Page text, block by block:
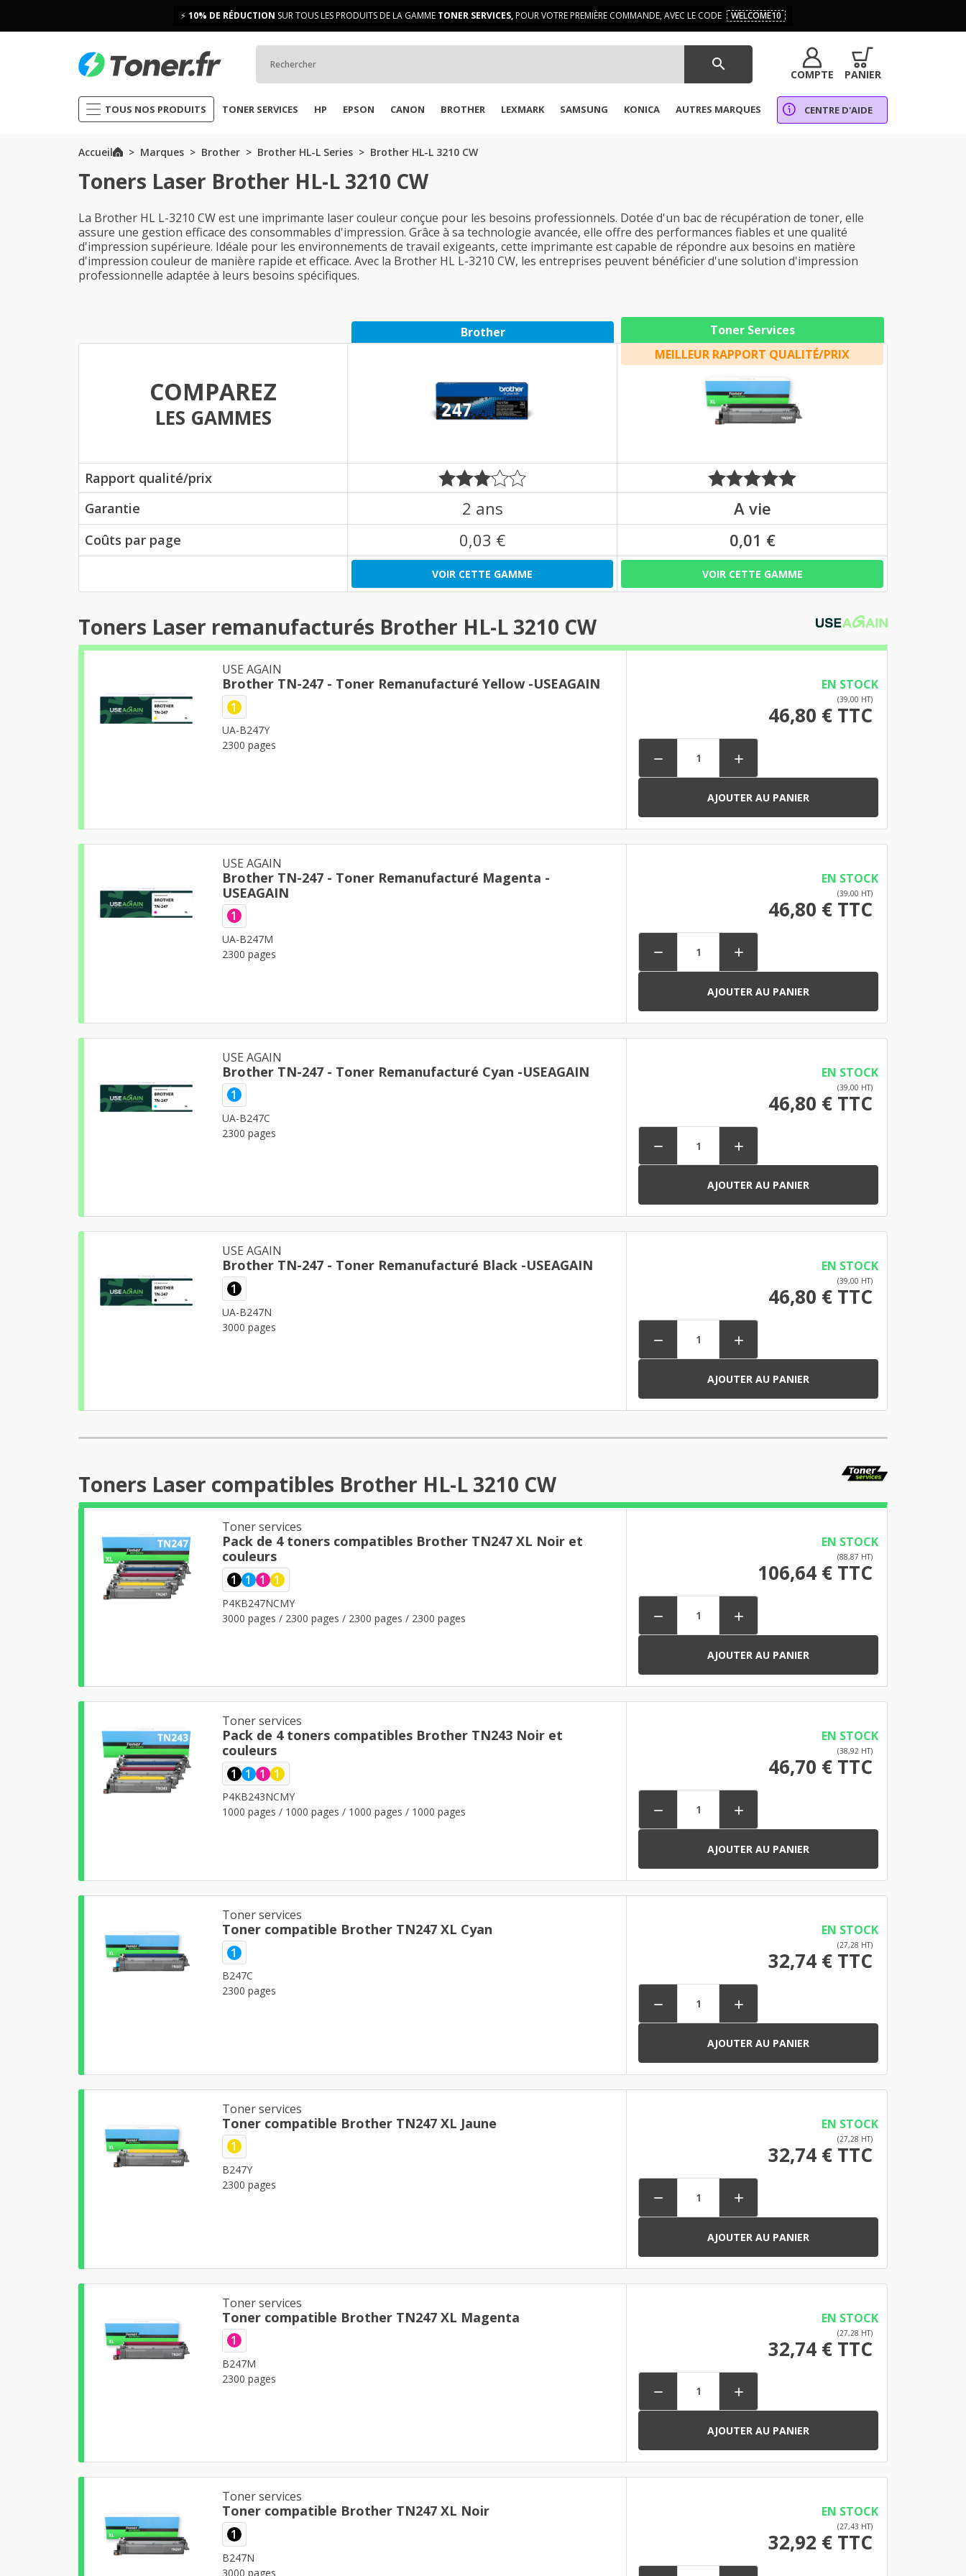
⚡ 10% DE RÉDUCTION SUR TOUS LES PRODUITS DE LA GAMME TONER SERVICES,POUR VOTRE PREMIÈRE COMMANDE, AVEC LE CODE WELCOME10
search
COMPTE PANIER
TOUS NOS PRODUITS TONER SERVICES HP EPSON CANON BROTHER LEXMARK SAMSUNG KONICA AUTRES MARQUES CENTRE D'AIDE
Accueil Marques Brother Brother HL-L Series Brother HL-L 3210 CW
Toners Laser Brother HL-L 3210 CW
La Brother HL L-3210 CW est une imprimante laser couleur conçue pour les besoins professionnels. Dotée d'un bac de récupération de toner, elle
assure une gestion efficace des consommables d'impression. Grâce à sa technologie avancée, elle offre des performances fiables et une qualité
d'impression supérieure. Idéale pour les environnements de travail exigeants, cette imprimante est capable de répondre aux besoins en matière
d'impression couleur de manière rapide et efficace. Avec la Brother HL L-3210 CW, les entreprises peuvent bénéficier d'une solution d'impression
professionnelle adaptée à leurs besoins spécifiques.
Brother Toner Services
COMPAREZ
LES GAMMES
MEILLEUR RAPPORT QUALITÉ/PRIX
Rapport qualité/prix
Garantie
2 ans A vie
Coûts par page 0,03 € 0,01 €
VOIR CETTE GAMME VOIR CETTE GAMME
Toners Laser remanufacturés Brother HL-L 3210 CW
USE AGAIN
Brother TN-247 - Toner Remanufacturé Yellow -USEAGAIN
1
UA-B247Y
2300 pages
EN STOCK
(39,00 HT)
46,80 € TTC
 
AJOUTER AU PANIER
USE AGAIN
Brother TN-247 - Toner Remanufacturé Magenta -
USEAGAIN
1
UA-B247M
2300 pages
EN STOCK
(39,00 HT)
46,80 € TTC
 
AJOUTER AU PANIER
USE AGAIN
Brother TN-247 - Toner Remanufacturé Cyan -USEAGAIN
1
UA-B247C
2300 pages
EN STOCK
(39,00 HT)
46,80 € TTC
 
AJOUTER AU PANIER
USE AGAIN
Brother TN-247 - Toner Remanufacturé Black -USEAGAIN
1
UA-B247N
3000 pages
EN STOCK
(39,00 HT)
46,80 € TTC
 
AJOUTER AU PANIER
Toners Laser compatibles Brother HL-L 3210 CW
Toner services
Pack de 4 toners compatibles Brother TN247 XL Noir et
couleurs
1 1 1 1
P4KB247NCMY
3000 pages / 2300 pages / 2300 pages / 2300 pages
EN STOCK
(88,87 HT)
106,64 € TTC
 
AJOUTER AU PANIER
Toner services
Pack de 4 toners compatibles Brother TN243 Noir et
couleurs
1 1 1 1
P4KB243NCMY
1000 pages / 1000 pages / 1000 pages / 1000 pages
EN STOCK
(38,92 HT)
46,70 € TTC
 
AJOUTER AU PANIER
Toner services
Toner compatible Brother TN247 XL Cyan
1
B247C
2300 pages
EN STOCK
(27,28 HT)
32,74 € TTC
 
AJOUTER AU PANIER
Toner services
Toner compatible Brother TN247 XL Jaune
1
B247Y
2300 pages
EN STOCK
(27,28 HT)
32,74 € TTC
 
AJOUTER AU PANIER
Toner services
Toner compatible Brother TN247 XL Magenta
1
B247M
2300 pages
EN STOCK
(27,28 HT)
32,74 € TTC
 
AJOUTER AU PANIER
Toner services
Toner compatible Brother TN247 XL Noir
1
B247N
3000 pages
EN STOCK
(27,43 HT)
32,92 € TTC